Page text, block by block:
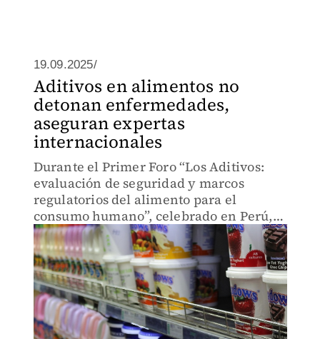
19.09.2025/
Aditivos en alimentos no
detonan enfermedades,
aseguran expertas
internacionales
Durante el Primer Foro “Los Aditivos:
evaluación de seguridad y marcos
regulatorios del alimento para el
consumo humano”, celebrado en Perú,
especialistas indicaron que son
analizados e investigados
constantemente